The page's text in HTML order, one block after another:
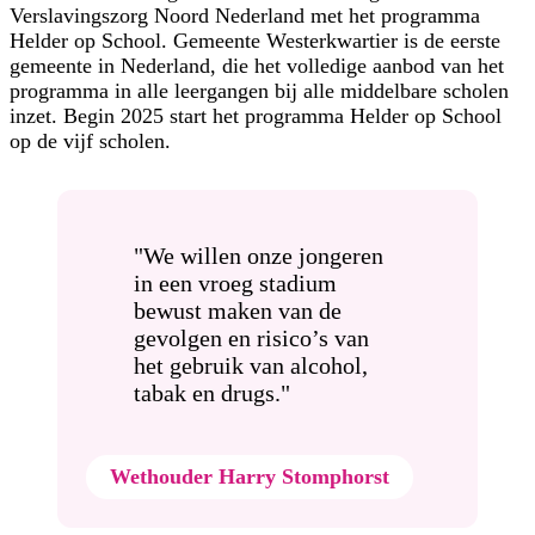
Verslavingszorg Noord Nederland met het programma
Helder op School. Gemeente Westerkwartier is de eerste
gemeente in Nederland, die het volledige aanbod van het
programma in alle leergangen bij alle middelbare scholen
inzet. Begin 2025 start het programma Helder op School
op de vijf scholen.
"We willen onze jongeren
in een vroeg stadium
bewust maken van de
gevolgen en risico’s van
het gebruik van alcohol,
tabak en drugs."
Wethouder Harry Stomphorst